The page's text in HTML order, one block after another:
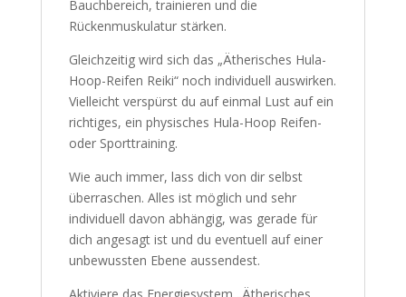
zusätzlich, wie beim echten Hula-Hoop-
Reifen Training, deine Hüften und den
gesamten Bauchbereich, trainieren und die
Rückenmuskulatur stärken.
Gleichzeitig wird sich das „Ätherisches Hula-
Hoop-Reifen Reiki“ noch individuell
auswirken. Vielleicht verspürst du auf einmal
Lust auf ein richtiges, ein physisches Hula-
Hoop Reifen- oder Sporttraining.
Wie auch immer, lass dich von dir selbst
überraschen. Alles ist möglich und sehr
individuell davon abhängig, was gerade für
dich angesagt ist und du eventuell auf einer